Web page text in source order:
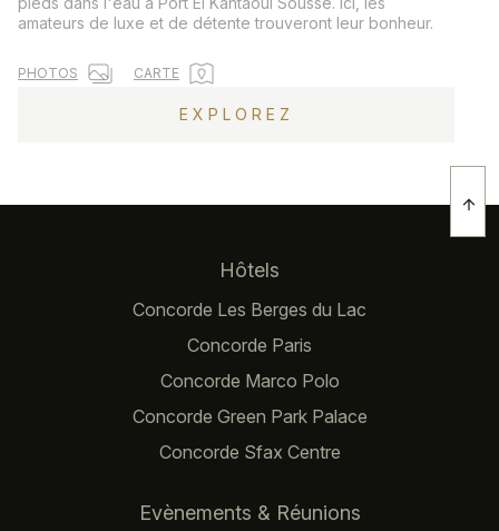
amateurs de luxe et de détente trouveront leur bonheur.
PHOTOS CARTE
EXPLOREZ
Hôtels
Concorde Les Berges du Lac
Concorde Paris
Concorde Marco Polo
Concorde Green Park Palace
Concorde Sfax Centre
Evènements & Réunions